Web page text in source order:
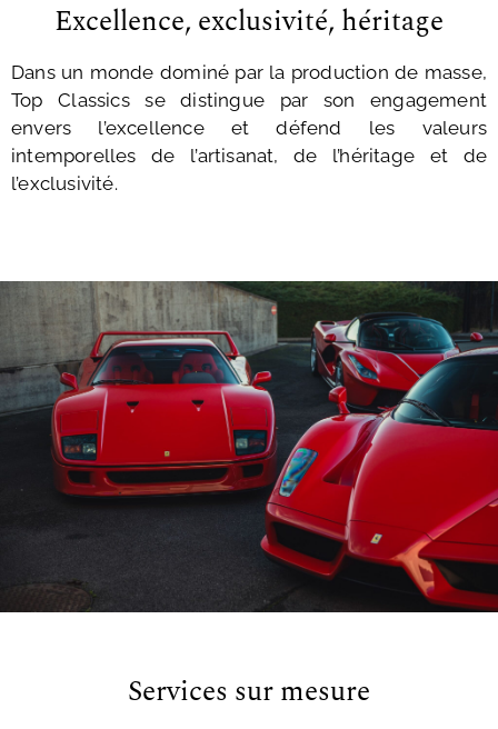
Excellence, exclusivité, héritage
Dans un monde dominé par la production de masse,
Top Classics se distingue par son engagement
envers l’excellence et défend les valeurs
intemporelles de l’artisanat, de l’héritage et de
l’exclusivité.
Services sur mesure